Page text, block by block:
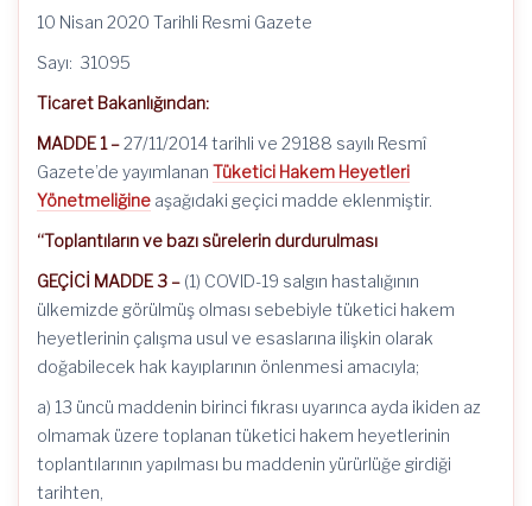
10 Nisan 2020 Tarihli Resmi Gazete
Sayı: 31095
Ticaret Bakanlığından:
MADDE 1 –27/11/2014 tarihli ve 29188 sayılı Resmî
Gazete’de yayımlanan Tüketici Hakem Heyetleri
Yönetmeliğine aşağıdaki geçici madde eklenmiştir.
“Toplantıların ve bazı sürelerin durdurulması
GEÇİCİ MADDE 3 – (1) COVID-19 salgın hastalığının
ülkemizde görülmüş olması sebebiyle tüketici hakem
heyetlerinin çalışma usul ve esaslarına ilişkin olarak
doğabilecek hak kayıplarının önlenmesi amacıyla;
a) 13 üncü maddenin birinci fıkrası uyarınca ayda ikiden az
olmamak üzere toplanan tüketici hakem heyetlerinin
toplantılarının yapılması bu maddenin yürürlüğe girdiği
tarihten,